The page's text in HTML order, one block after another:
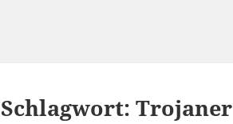
Schlagwort:Trojaner